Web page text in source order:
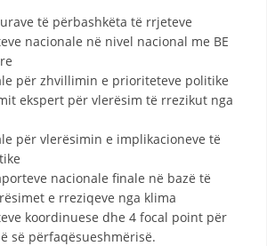
të përbashkëta të rrjeteve
nacionale në nivel nacional me BE
për zhvillimin e prioriteteve politike
ekspert për vlerësim të rrezikut nga
për vlerësimin e implikacioneve të
nacionale finale në bazë të
e rreziqeve nga klima
koordinuese dhe 4 focal point për
së përfaqësueshmërisë.